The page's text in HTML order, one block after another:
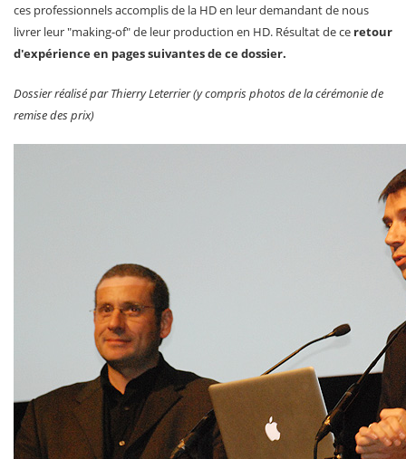
ces professionnels accomplis de la HD en leur demandant de nous
livrer leur "making-of" de leur production en HD. Résultat de ce retour
d'expérience en pages suivantes de ce dossier.
Dossier réalisé par Thierry Leterrier (y compris photos de la cérémonie de
remise des prix)